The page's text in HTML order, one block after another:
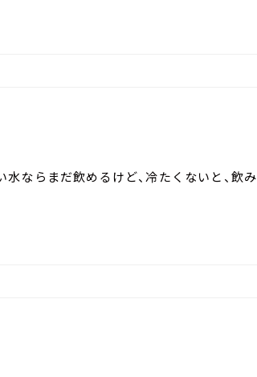
ならまだ飲めるけど、冷たくないと、飲み